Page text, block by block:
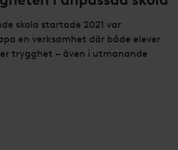
skola startade 2021 var
en verksamhet där både elever
trygghet – även i utmanande